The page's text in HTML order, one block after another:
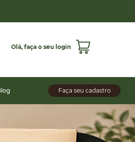
Olá, faça o seu login
Faça seu cadastro